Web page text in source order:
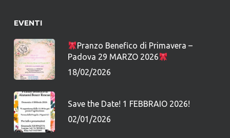
EVENTI
Pranzo Benefico di Primavera –
Padova 29 MARZO 2026
18/02/2026
Save the Date! 1 FEBBRAIO 2026!
02/01/2026